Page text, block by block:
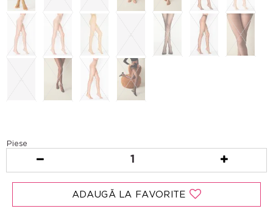
Piese
1
ADAUGĂ LA FAVORITE